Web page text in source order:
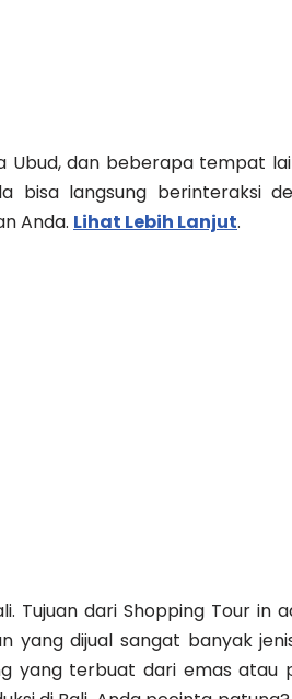
Ubud, dan beberapa tempat
bisa langsung berinteraksi
Anda. Lihat Lebih Lanjut.
Tujuan dari Shopping Tour in
yang dijual sangat banyak
yang terbuat dari emas atau